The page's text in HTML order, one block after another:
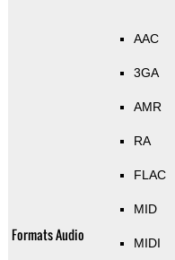
Formats Audio
AAC
3GA
AMR
RA
FLAC
MID
MIDI